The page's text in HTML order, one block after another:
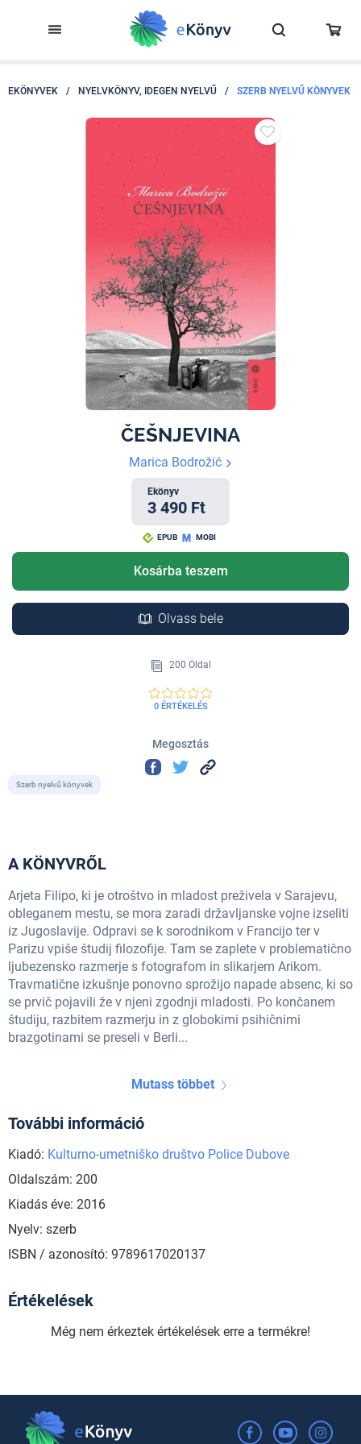
EKÖNYVEK / NYELVKÖNYV, IDEGEN NYELVŰ / SZERB NYELVŰ KÖNYVEK
ČEŠNJEVINA
Marica Bodrožić
Ekönyv
3 490 Ft
EPUB MOBI
Kosárba teszem
Olvass bele
200 Oldal
0 ÉRTÉKELÉS
Megosztás
Szerb nyelvű könyvek
A KÖNYVRŐL
Arjeta Filipo, ki je otroštvo in mladost preživela v Sarajevu,
obleganem mestu, se mora zaradi državljanske vojne izseliti
iz Jugoslavije. Odpravi se k sorodnikom v Francijo ter v
Parizu vpiše študij filozofije. Tam se zaplete v problematično
ljubezensko razmerje s fotografom in slikarjem Arikom.
Travmatične izkušnje ponovno sprožijo napade absenc, ki so
se prvič pojavili že v njeni zgodnji mladosti. Po končanem
študiju, razbitem razmerju in z globokimi psihičnimi
brazgotinami se preseli v Berli...
Mutass többet
További információ
Kiadó: Kulturno-umetniško društvo Police Dubove
Oldalszám: 200
Kiadás éve: 2016
Nyelv: szerb
ISBN / azonosító: 9789617020137
Értékelések
Még nem érkeztek értékelések erre a termékre!